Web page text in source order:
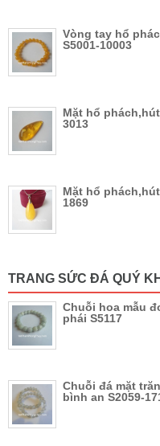
Vòng tay hổ
S5001-10003
Mặt hổ
3013
Mặt hổ
1869
TRANG SỨC ĐÁ QUÝ
Chuỗi hoa mẫu
phái S5117
Chuỗi đá mặt
bình an S2059-